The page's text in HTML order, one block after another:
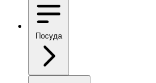
Посуда